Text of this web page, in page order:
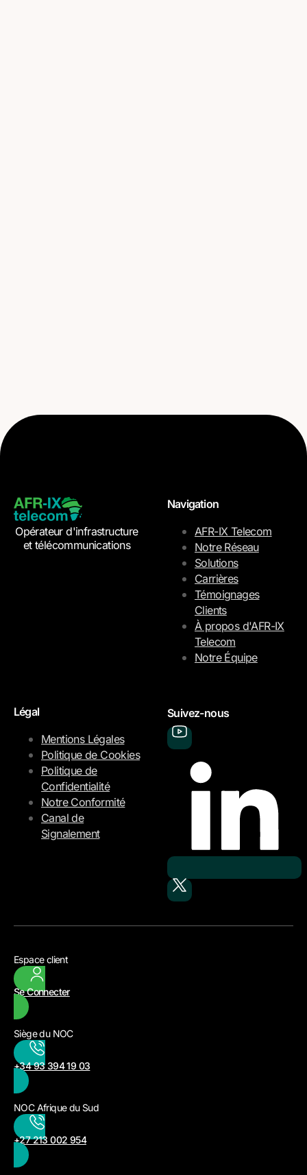
Opérateur d'infrastructure
et télécommunications
Navigation
AFR-IX Telecom
Notre Réseau
Solutions
Carrières
Témoignages
Clients
À propos d'AFR-IX
Telecom
Notre Équipe
Légal
Mentions Légales
Politique de Cookies
Politique de
Confidentialité
Notre Conformité
Canal de
Signalement
Suivez-nous
Espace client
Se Connecter
Siège du NOC
+34 93 394 19 03
NOC Afrique du Sud
+27 213 002 954